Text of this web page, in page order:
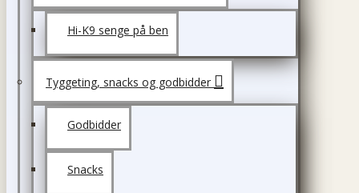
Hi-K9 senge på ben
Tyggeting, snacks og godbidder
Godbidder
Snacks